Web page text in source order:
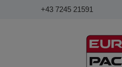
+43 7245 21591